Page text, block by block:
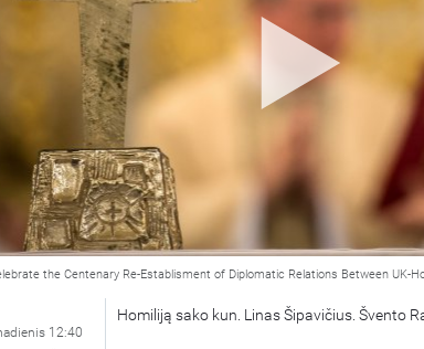
the Centenary Re-Establisment of Diplomatic Relations Between UK-
12:40
Homiliją sako kun. Linas Šipavičius. Švento